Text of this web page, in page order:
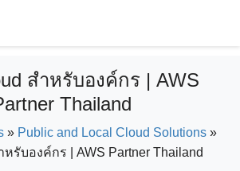
สำหรับองค์กร | AWS
Thailand
» Public and Local Cloud Solutions »
หรับองค์กร | AWS Partner Thailand